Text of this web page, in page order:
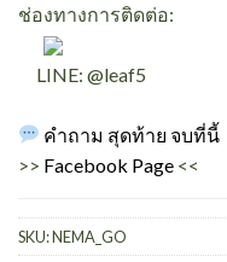
ช่องทางการติดต่อ:
LINE: @leaf5
คำถาม สุดท้าย จบที่นี้
>> Facebook Page <<
SKU:NEMA_GO